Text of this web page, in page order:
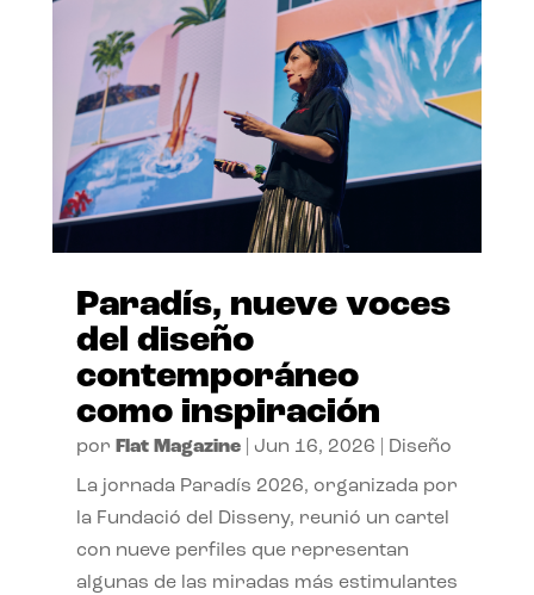
Paradís, nueve voces
del diseño
contemporáneo
como inspiración
por Flat Magazine| Jun 16, 2026 Diseño
La jornada Paradís 2026, organizada por
la Fundació del Disseny, reunió un cartel
con nueve perfiles que representan
algunas de las miradas más estimulantes